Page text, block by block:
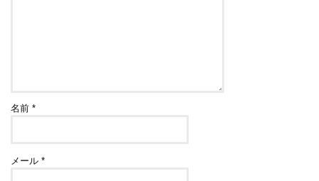
名前*
メール*